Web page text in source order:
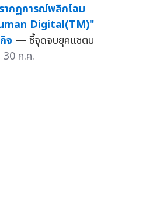
ากฏการณ์พลิกโฉม
Digital(TM)"
จ — ชี้จุดจบยุคแชตบ
30 ก.ค.